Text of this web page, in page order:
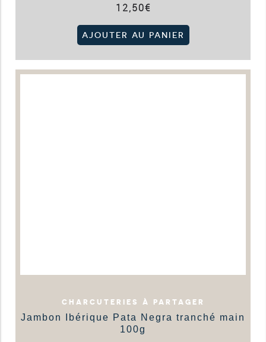
12,50€
AJOUTER AU PANIER
CHARCUTERIES À PARTAGER
Jambon Ibérique Pata Negra tranché main
100g